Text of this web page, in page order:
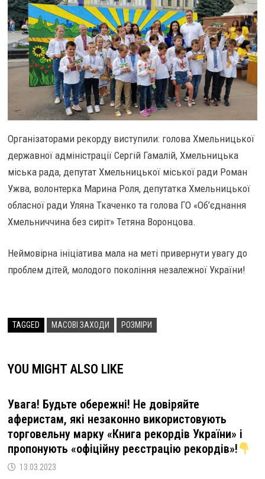
Організаторами рекорду виступили: голова Хмельницької
державної адміністрації Сергій Гамалій, Хмельницька
міська рада, депутат Хмельницької міської ради Роман
Ужва, волонтерка Марина Роля, депутатка Хмельницької
обласної ради Уляна Ткаченко та голова ГО «Об’єднання
Хмельниччина без сиріт» Тетяна Воронцова.
Неймовірна ініціатива мала на меті привернути увагу до
проблем дітей, молодого покоління незалежної України!
TAGGED МАСОВІ ЗАХОДИ РОЗМІРИ
YOU MIGHT ALSO LIKE
Увага! Будьте обережні! Не довіряйте
аферистам, які незаконно використовують
торговельну марку «Книга рекордів України» і
пропонують «офіційну реєстрацію рекордів»!
13.03.2023